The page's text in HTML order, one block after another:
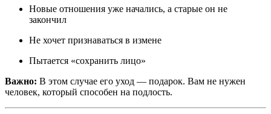
Новые отношения уже начались, а старые он не
закончил
Не хочет признаваться в измене
Пытается «сохранить лицо»
Важно: В этом случае его уход — подарок. Вам не нужен
человек, который способен на подлость.